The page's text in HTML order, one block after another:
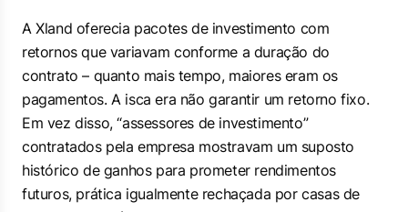
A Xland oferecia pacotes de investimento com
retornos que variavam conforme a duração do
contrato – quanto mais tempo, maiores eram os
pagamentos. A isca era não garantir um retorno fixo.
Em vez disso, “assessores de investimento”
contratados pela empresa mostravam um suposto
histórico de ganhos para prometer rendimentos
futuros, prática igualmente rechaçada por casas de